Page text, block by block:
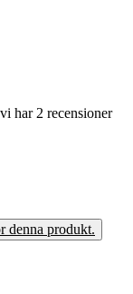
har 2 recensioner
denna produkt.